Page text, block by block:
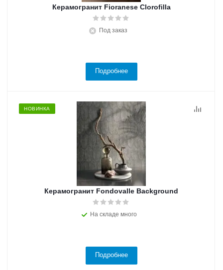
Керамогранит Fioranese Clorofilla
Под заказ
Подробнее
НОВИНКА
Керамогранит Fondovalle Background
На складе много
Подробнее